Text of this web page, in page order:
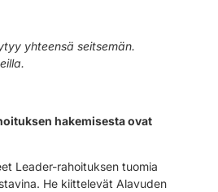
yhteensä seitsemän.
hakemisesta ovat
Leader-rahoituksen tuomia
He kiittelevät Alavuden